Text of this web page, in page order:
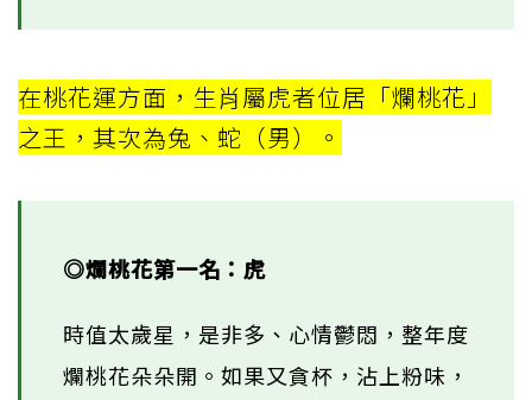
在桃花運方面，生肖屬虎者位居「爛桃花」
之王，其次為兔、蛇（男）。
◎爛桃花第一名：虎
時值太歲星，是非多、心情鬱悶，整年度
爛桃花朵朵開。如果又貪杯，沾上粉味，